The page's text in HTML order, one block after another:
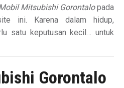
Mitsubishi Gorontalopada
ini. Karena dalam hidup,
satu keputusan kecil… untuk
Gorontalo